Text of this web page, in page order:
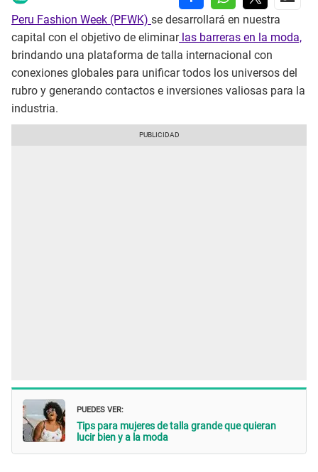
Peru Fashion Week (PFWK) se desarrollará en nuestra
capital con el objetivo de eliminarlas barreras en la moda,
brindando una plataforma de talla internacional con
conexiones globales para unificar todos los universos del
rubro y generando contactos e inversiones valiosas para la
industria.
PUEDES VER:
Tips para mujeres de talla grande que quieran
lucir bien y a la moda